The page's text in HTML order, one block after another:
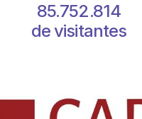
85.752.814
de visitantes